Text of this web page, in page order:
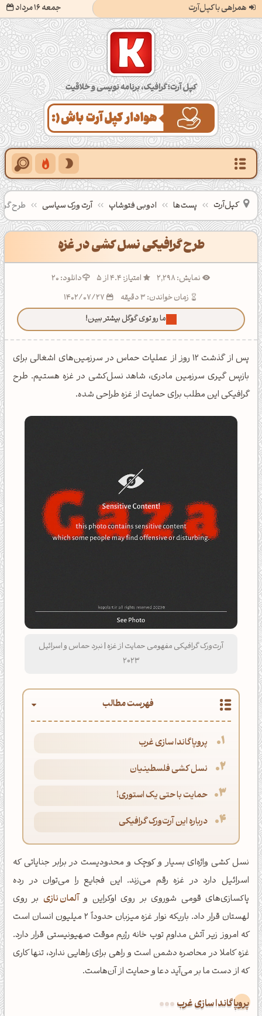
همراهی با کپل‌آرت جمعه 16 مرداد کپل‌آرت؛ گرافیک، برنامه‌نویسی و خلاقیت
کپل‌آرت پست‌ها ادوبی فتوشاپ آرت ورک سیاسی طرح
طرح گرافیکی نسل کشی در غزه
نمایش: 2,298 امتیاز: 4.4 از 5
دانلود: 20
زمان خواندن: 3 دقیقه
ما رو توی گوگل بیشتر ببین!
پس از گذشت 12 روز از عملیات حماس در سرزمین‌های اشغالی برای
بازپس گیری سرزمین مادری، شاهد نسل‌کشی در غزه هستیم. طرح
گرافیکی این مطلب برای حمایت از غزه طراحی شده.
آرت‌ورک گرافیکی مفهومی حمایت از غزه | نبرد حماس و اسرائیل
2023
فهرست مطالب
پروپاگاندا سازی غرب
نسل کشی فلسطینیان
حمایت با حتی یک استوری!
درباره این آرت‌ورک گرافیکی
نسل کشی واژه‌ای بسیار و کوچک و محدودیست در برابر جنایاتی که
اسرائیل دارد در غزه رقم می‌زند. این فجایع را می‌توان در رده
پاکسازی‌های قومی شوروی بر روی اوکراین وآلمان نازی بر روی
لهستان قرار داد. باریکه نوار غزه میزبان حدوداً 2 میلیون انسان است
که امروز زیر آتش مداوم توپ خانه رژیم موقت صهیونیستی قرار دارد.
غزه کاملا در محاصره دشمن است و راهی برای راهایی ندارد، تنها کاری
که از دست ما بر می‌آید دعا و حمایت از آن‌هاست.
پروپاگاندا سازی غرب